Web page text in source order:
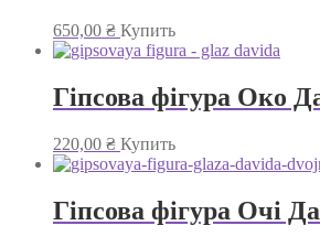
650,00 ₴ Купить
Гіпсова фігура Око
220,00 ₴ Купить
Гіпсова фігура Очі